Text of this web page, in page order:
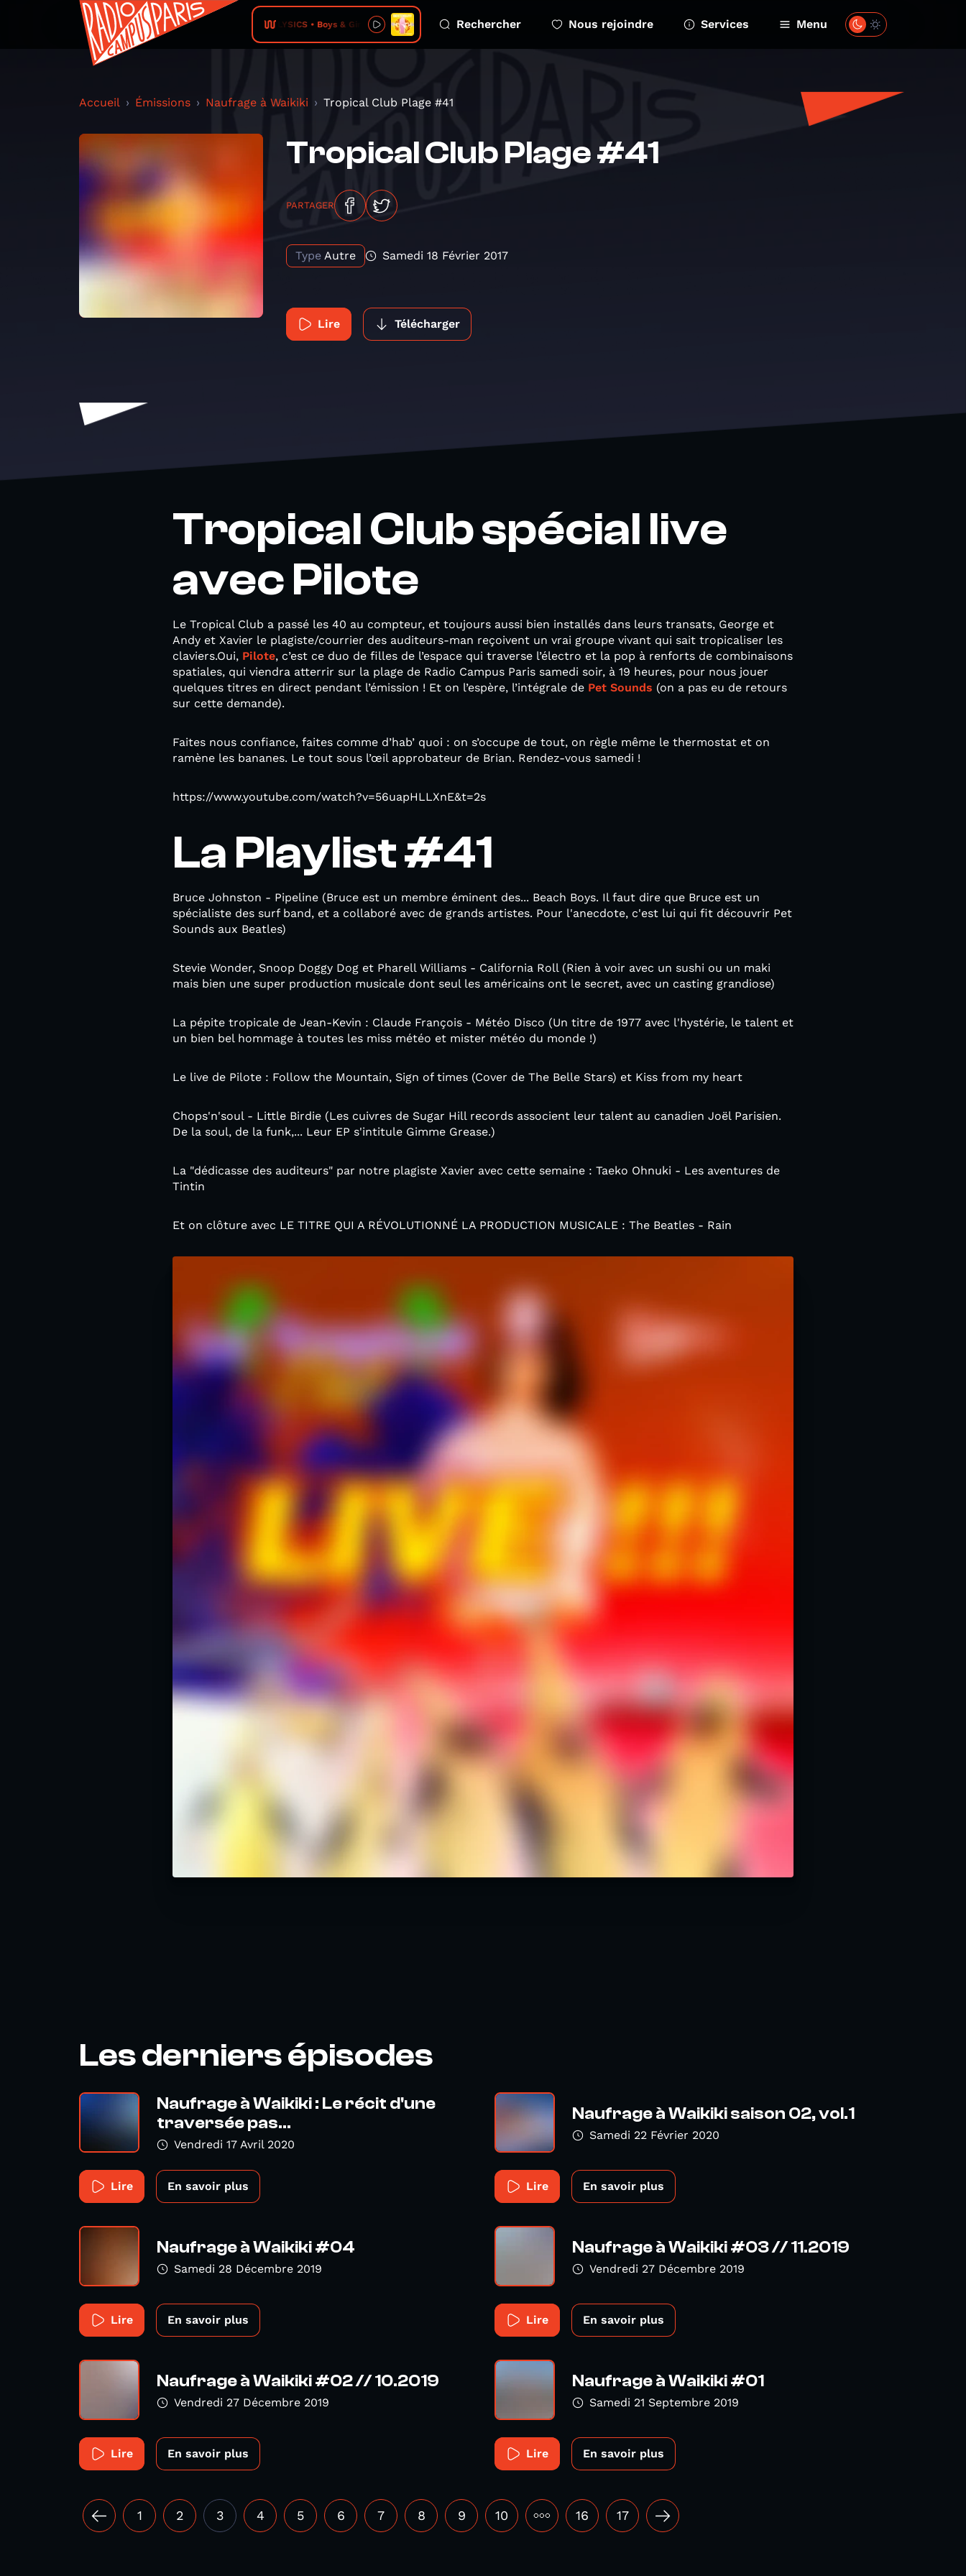
POLYSICS • Boys & Girls Rechercher Nous rejoindre Services Menu
Accueil Émissions Naufrage à Waikiki Tropical Club Plage #41
Tropical Club Plage #41
PARTAGER
Type Autre Samedi 18 Février 2017
Lire Télécharger
Tropical Club spécial live
avec Pilote
Le Tropical Club a passé les 40 au compteur, et toujours aussi bien installés dans leurs transats, George et
Andy et Xavier le plagiste/courrier des auditeurs-man reçoivent un vrai groupe vivant qui sait tropicaliser les
claviers.Oui, Pilote, c’est ce duo de filles de l’espace qui traverse l’électro et la pop à renforts de combinaisons
spatiales, qui viendra atterrir sur la plage de Radio Campus Paris samedi soir, à 19 heures, pour nous jouer
quelques titres en direct pendant l’émission ! Et on l’espère, l’intégrale de Pet Sounds (on a pas eu de retours
sur cette demande).
Faites nous confiance, faites comme d’hab’ quoi : on s’occupe de tout, on règle même le thermostat et on
ramène les bananes. Le tout sous l’œil approbateur de Brian. Rendez-vous samedi !
https://www.youtube.com/watch?v=56uapHLLXnE&t=2s
La Playlist #41
Bruce Johnston - Pipeline (Bruce est un membre éminent des... Beach Boys. Il faut dire que Bruce est un
spécialiste des surf band, et a collaboré avec de grands artistes. Pour l'anecdote, c'est lui qui fit découvrir Pet
Sounds aux Beatles)
Stevie Wonder, Snoop Doggy Dog et Pharell Williams - California Roll (Rien à voir avec un sushi ou un maki
mais bien une super production musicale dont seul les américains ont le secret, avec un casting grandiose)
La pépite tropicale de Jean-Kevin : Claude François - Météo Disco (Un titre de 1977 avec l'hystérie, le talent et
un bien bel hommage à toutes les miss météo et mister météo du monde !)
Le live de Pilote : Follow the Mountain, Sign of times (Cover de The Belle Stars) et Kiss from my heart
Chops'n'soul - Little Birdie (Les cuivres de Sugar Hill records associent leur talent au canadien Joël Parisien.
De la soul, de la funk,... Leur EP s'intitule Gimme Grease.)
La "dédicasse des auditeurs" par notre plagiste Xavier avec cette semaine : Taeko Ohnuki - Les aventures de
Tintin
Et on clôture avec LE TITRE QUI A RÉVOLUTIONNÉ LA PRODUCTION MUSICALE : The Beatles - Rain
Les derniers épisodes
Naufrage à Waikiki : Le récit d'une
traversée pas...
Vendredi 17 Avril 2020
Lire En savoir plus
Naufrage à Waikiki saison 02, vol.1
Samedi 22 Février 2020
Lire En savoir plus
Naufrage à Waikiki #04
Samedi 28 Décembre 2019
Lire En savoir plus
Naufrage à Waikiki #03 // 11.2019
Vendredi 27 Décembre 2019
Lire En savoir plus
Naufrage à Waikiki #02 // 10.2019
Vendredi 27 Décembre 2019
Lire En savoir plus
Naufrage à Waikiki #01
Samedi 21 Septembre 2019
Lire En savoir plus
1 2 3 4 5 6 7 8 9 10 ••• 16 17